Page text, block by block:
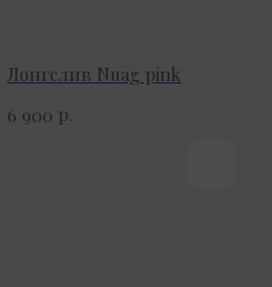
Лонгслив Nuag pink
6 900 р.